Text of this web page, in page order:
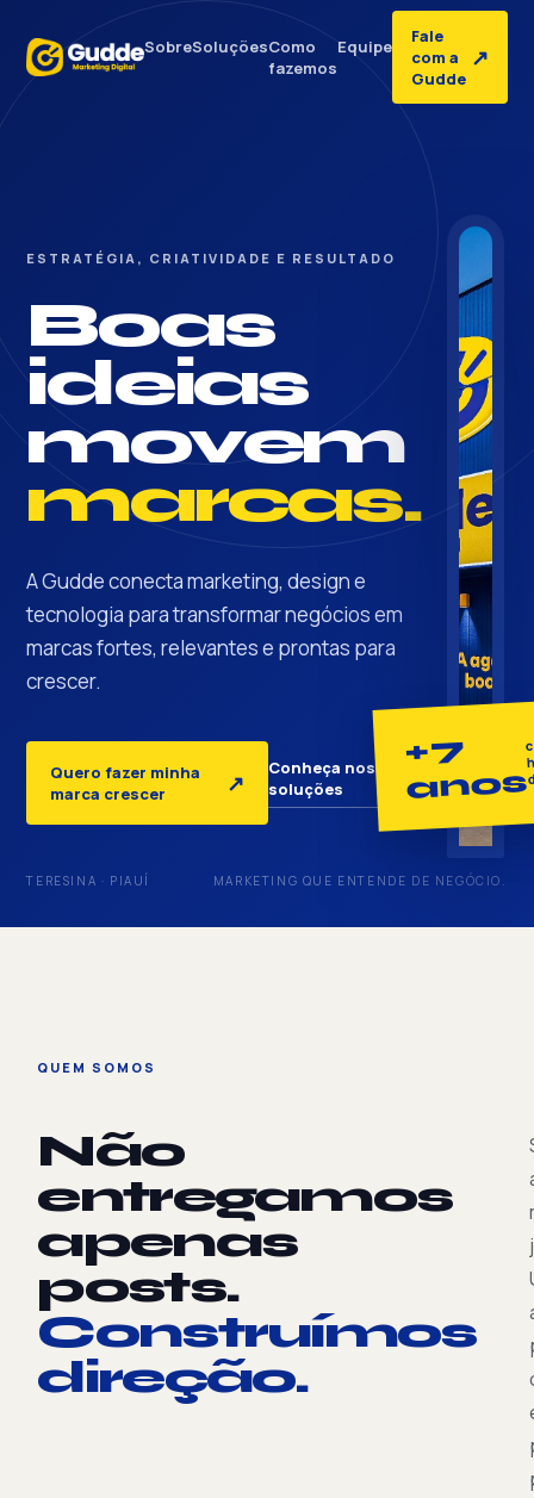
SobreSoluçõesComo
fazemos
Equipe
Fale
com a
Gudde
↗
ESTRATÉGIA, CRIATIVIDADE E RESULTADO
Boas
ideias
movem
marcas.
A Gudde conecta marketing, design e
tecnologia para transformar negócios em
marcas fortes, relevantes e prontas para
crescer.
Quero fazer minha
marca crescer
↗
Conheça nossas
soluções
↓
+7
anos
TERESINA · PIAUÍ MARKETING QUE ENTENDE DE NEGÓCIO.
QUEM SOMOS
Não
entregamos
apenas
posts.
Construímos
direção.